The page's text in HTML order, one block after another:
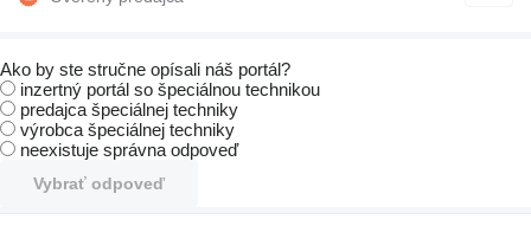
Ako by ste stručne opísali náš portál?
inzertný portál so špeciálnou technikou
predajca špeciálnej techniky
výrobca špeciálnej techniky
neexistuje správna odpoveď
Vybrať odpoveď